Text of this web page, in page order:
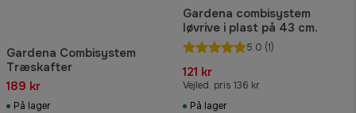
Gardena Combisystem
Træskafter
189 kr
På lager
Gardena combisystem
løvrive i plast på 43 cm.
5.0 (1)
121 kr
Vejled. pris 136 kr
På lager